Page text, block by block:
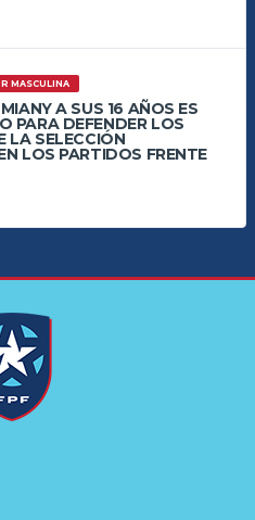
MASCULINA
A SUS 16 AÑOS ES
PARA DEFENDER LOS
LA SELECCIÓN
LOS PARTIDOS FRENTE